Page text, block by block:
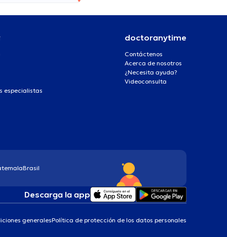
especialistas
doctoranytime
Contáctenos
Acerca de nosotros
¿Necesita ayuda?
Videoconsulta
Brasil
Descarga la app
generalesPolítica de protección de los datos personales